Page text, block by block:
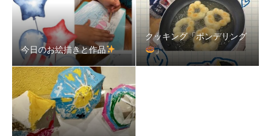
今日のお絵描きと作品
クッキング「ポンデリング
」